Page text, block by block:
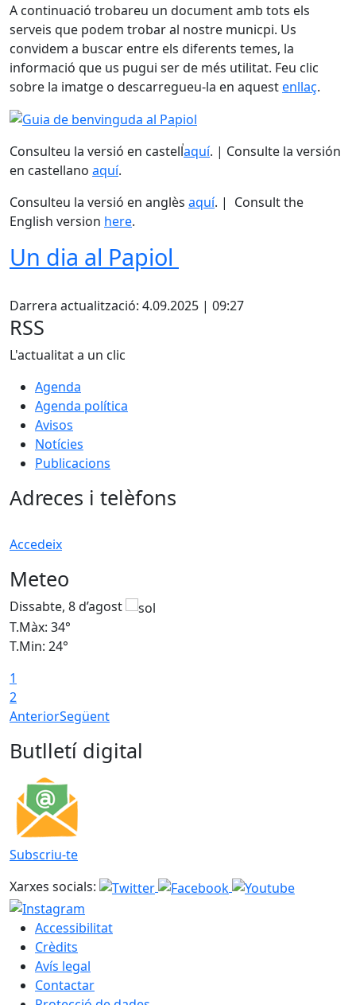
A continuació trobareu un document amb tots els
serveis que podem trobar al nostre municpi. Us
convidem a buscar entre els diferents temes, la
informació que us pugui ser de més utilitat. Feu clic
sobre la imatge o descarregueu-la en aquestenllaç.
Consulteu la versió en castellࠠaquí. | Consulte la versión
en castellano aquí.
Consulteu la versió en anglès aquí. | Consult the
English version here.
Un dia al Papiol
Darrera actualització: 4.09.2025 | 09:27
RSS
L'actualitat a un clic
Agenda
Agenda política
Avisos
Notícies
Publicacions
Adreces i telèfons
Accedeix
Meteo
Dissabte, 8 d’agost
T.Màx: 34°
T.Min: 24°
1
2
AnteriorSegüent
Butlletí digital
Subscriu-te
Xarxes socials:
Accessibilitat
Crèdits
Avís legal
Contactar